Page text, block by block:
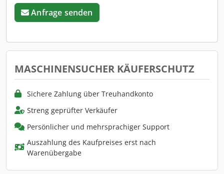
Anfrage senden
MASCHINENSUCHER KÄUFERSCHUTZ
Sichere Zahlung über Treuhandkonto
Streng geprüfter Verkäufer
Persönlicher und mehrsprachiger Support
Auszahlung des Kaufpreises erst nach
Warenübergabe